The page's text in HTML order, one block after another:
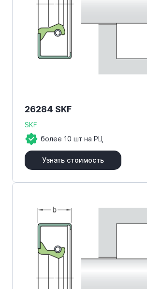
26284 SKF
SKF
более 10 шт на РЦ
Узнать стоимость